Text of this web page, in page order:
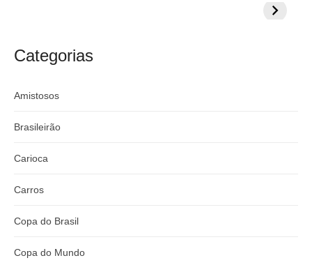
argentino
do
Categorias
Amistosos
Brasileirão
Carioca
Carros
Copa do Brasil
Copa do Mundo